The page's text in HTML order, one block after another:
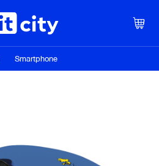
Smartphone